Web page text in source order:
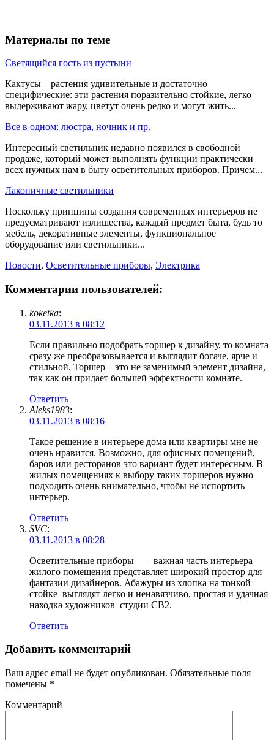
Материалы по теме
Светящийся гость из пустыни
Кактусы – растения удивительные и достаточно
специфические: эти растения поразительно стойкие, легко
выдерживают жару, цветут очень редко и могут жить...
Все в одном: люстра, ночник и пр.
Интересный светильник недавно появился в свободной
продаже, который может выполнять функции практически
всех нужных нам в быту осветительных приборов. Причем...
Лаконичные светильники
Поскольку принципы создания современных интерьеров не
предусматривают излишества, каждый предмет быта, будь то
мебель, декоративные элементы, функциональное
оборудование или светильники...
Новости, Осветительные приборы, Электрика
Комментарии пользователей:
koketka:
03.11.2013 в 08:12
Если правильно подобрать торшер к дизайну, то комната
сразу же преобразовывается и выглядит богаче, ярче и
стильной. Торшер – это не заменимый элемент дизайна,
так как он придает большей эффектности комнате.
Ответить
Aleks1983:
03.11.2013 в 08:16
Такое решение в интерьере дома или квартиры мне не
очень нравится. Возможно, для офисных помещений,
баров или ресторанов это вариант будет интересным. В
жилых помещениях к выбору таких торшеров нужно
подходить очень внимательно, чтобы не испортить
интерьер.
Ответить
SVC:
03.11.2013 в 08:28
Осветительные приборы — важная часть интерьера
жилого помещения представляет широкий простор для
фантазии дизайнеров. Абажуры из хлопка на тонкой
стойке выглядят легко и ненавязчиво, простая и удачная
находка художников студии CB2.
Ответить
Добавить комментарий
Ваш адрес email не будет опубликован. Обязательные поля
помечены *
Комментарий